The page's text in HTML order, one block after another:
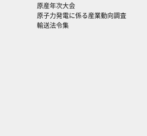
原産年次大会
原子力発電に係る産業動向調査
輸送法令集